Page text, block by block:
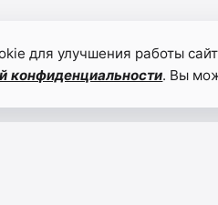
для улучшения работы
конфиденциальности. Вы